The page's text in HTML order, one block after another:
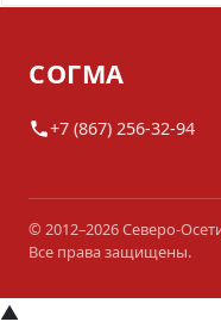
СОГМА
+7 (867) 256-32-94
© 2012–2026 Северо-
Все права защищены.
▲